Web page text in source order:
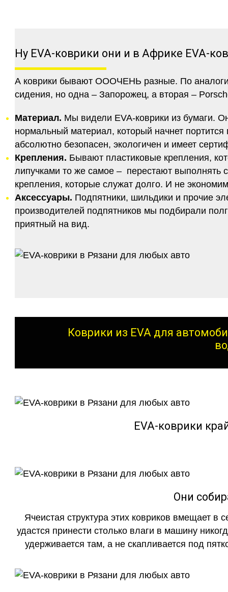
Ну EVA-коврики они и в Африке EVA-
А коврики бывают ОООЧЕНЬ разные. По
сидения, но одна – Запорожец, а вторая –
Материал. Мы видели EVA-коврики из бумаги.
нормальный материал, который начнет
абсолютно безопасен, экологичен и имеет
Крепления. Бывают пластиковые крепления,
липучками то же самое – перестают
крепления, которые служат долго. И не
Аксессуары. Подпятники, шильдики и прочие
производителей подпятников мы подбирали
приятный на вид.
Коврики из EVA для
EVA-коврики
Они
Ячеистая структура этих ковриков вмещает в
удастся принести столько влаги в машину
удерживается там, а не скапливается под